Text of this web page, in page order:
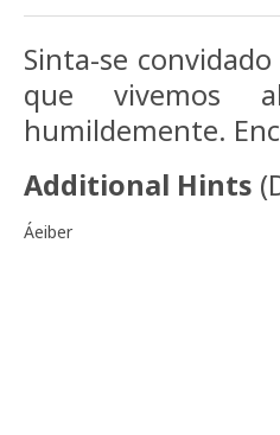
Sinta-se
que vivemos
humildemente.
Additional Hints (
Áeiber